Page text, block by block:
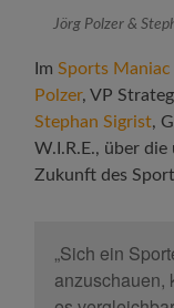
Jörg Polzer &
ImSports
Polzer, VP
Stephan Sigrist,
W.I.R.E., über
Zukunft des
„Sich ein
anzuschauen,